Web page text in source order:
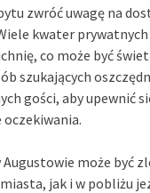
zwróć uwagę na
kwater
co może być
szukających
gości, aby upewnić
oczekiwania.
może być
jak i w pobliżu